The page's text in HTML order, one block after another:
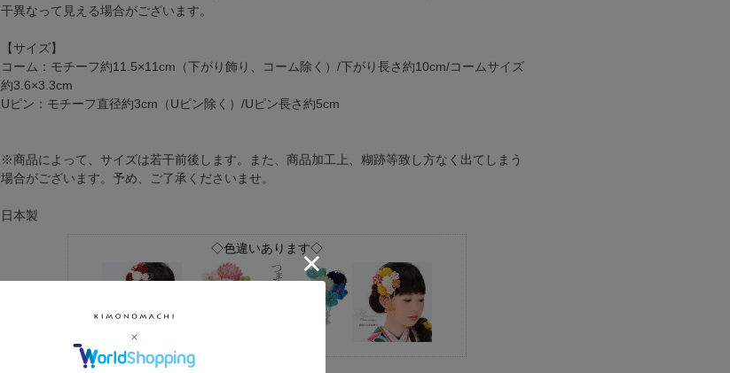
干異なって見える場合がございます。
【サイズ】
コーム：モチーフ約11.5×11cm（下がり飾り、コーム除く）/下がり長さ約10cm/コームサイズ
約3.6×3.3cm
Uピン：モチーフ直径約3cm（Uピン除く）/Uピン長さ約5cm
※商品によって、サイズは若干前後します。また、商品加工上、糊跡等致し方なく出てしまう
場合がございます。予め、ご了承くださいませ。
日本製
◇色違いあります◇